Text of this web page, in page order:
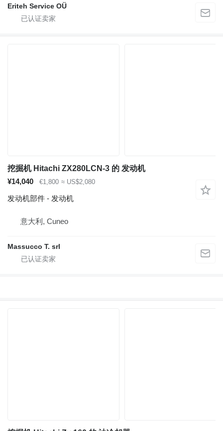
Eriteh Service OÜ
挖掘机 Hitachi ZX280LCN-3 的 发动机
¥14,040
€1,800 ≈ US$2,080
发动机部件 - 发动机
意大利, Cuneo
Massucco T. srl